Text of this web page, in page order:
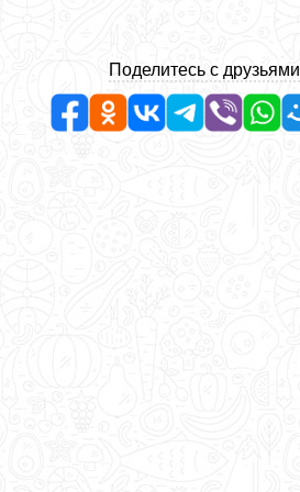
Поделитесь с друзьями